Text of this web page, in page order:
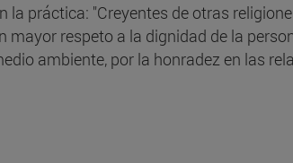
la práctica: "Creyentes de otras
respeto a la dignidad de la
ambiente, por la honradez en las